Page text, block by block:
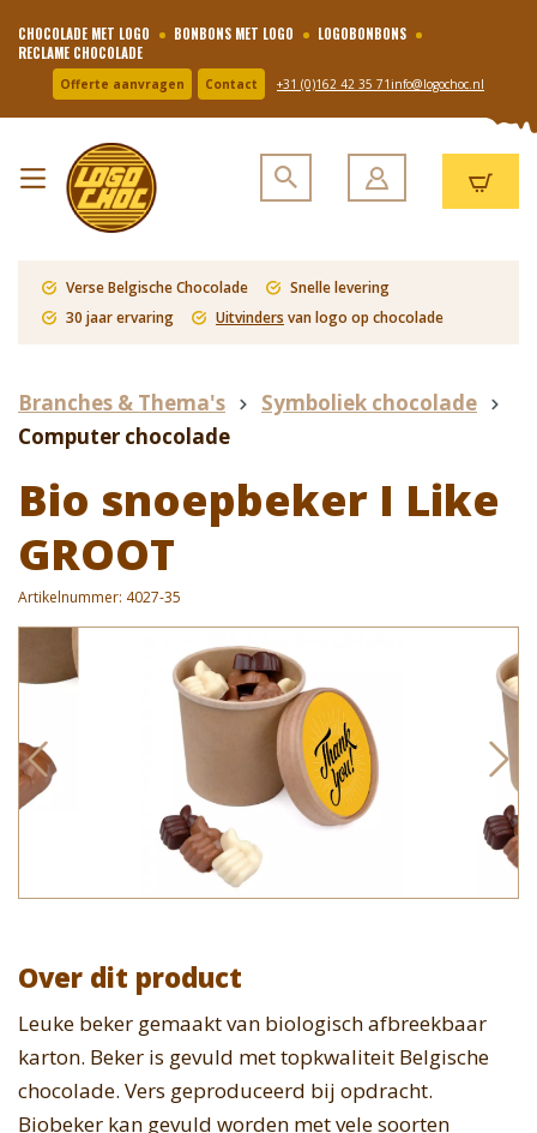
CHOCOLADE MET LOGO BONBONS MET LOGO
LOGOBONBONS
RECLAME CHOCOLADE
Offerte aanvragen Contact +31 (0)162 42 35 71 info@logochoc.nl
Verse Belgische Chocolade
Snelle levering
30 jaar ervaring
Uitvinders van logo op chocolade
Branches & Thema's
Symboliek chocolade
Computer chocolade
Bio snoepbeker I Like
GROOT
Artikelnummer: 4027-35
Over dit product
Leuke beker gemaakt van biologisch afbreekbaar
karton. Beker is gevuld met topkwaliteit Belgische
chocolade. Vers geproduceerd bij opdracht.
Biobeker kan gevuld worden met vele soorten